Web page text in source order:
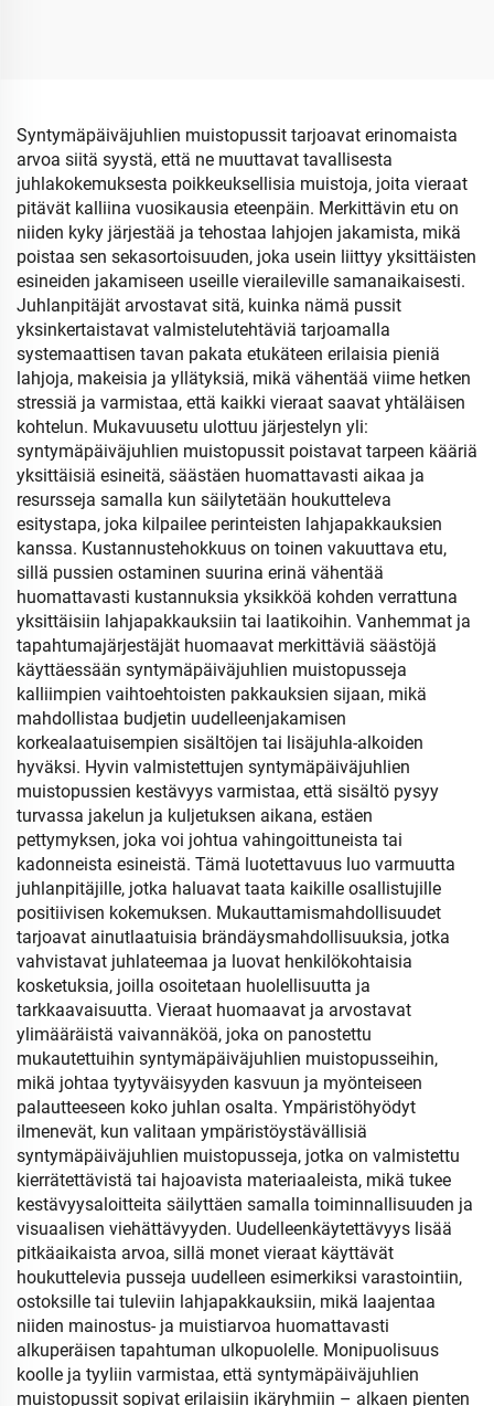
Syntymäpäiväjuhlien muistopussit tarjoavat erinomaista
arvoa siitä syystä, että ne muuttavat tavallisesta
juhlakokemuksesta poikkeuksellisia muistoja, joita vieraat
pitävät kalliina vuosikausia eteenpäin. Merkittävin etu on
niiden kyky järjestää ja tehostaa lahjojen jakamista, mikä
poistaa sen sekasortoisuuden, joka usein liittyy yksittäisten
esineiden jakamiseen useille vieraileville samanaikaisesti.
Juhlanpitäjät arvostavat sitä, kuinka nämä pussit
yksinkertaistavat valmistelutehtäviä tarjoamalla
systemaattisen tavan pakata etukäteen erilaisia pieniä
lahjoja, makeisia ja yllätyksiä, mikä vähentää viime hetken
stressiä ja varmistaa, että kaikki vieraat saavat yhtäläisen
kohtelun. Mukavuusetu ulottuu järjestelyn yli:
syntymäpäiväjuhlien muistopussit poistavat tarpeen kääriä
yksittäisiä esineitä, säästäen huomattavasti aikaa ja
resursseja samalla kun säilytetään houkutteleva
esitystapa, joka kilpailee perinteisten lahjapakkauksien
kanssa. Kustannustehokkuus on toinen vakuuttava etu,
sillä pussien ostaminen suurina erinä vähentää
huomattavasti kustannuksia yksikköä kohden verrattuna
yksittäisiin lahjapakkauksiin tai laatikoihin. Vanhemmat ja
tapahtumajärjestäjät huomaavat merkittäviä säästöjä
käyttäessään syntymäpäiväjuhlien muistopusseja
kalliimpien vaihtoehtoisten pakkauksien sijaan, mikä
mahdollistaa budjetin uudelleenjakamisen
korkealaatuisempien sisältöjen tai lisäjuhla-alkoiden
hyväksi. Hyvin valmistettujen syntymäpäiväjuhlien
muistopussien kestävyys varmistaa, että sisältö pysyy
turvassa jakelun ja kuljetuksen aikana, estäen
pettymyksen, joka voi johtua vahingoittuneista tai
kadonneista esineistä. Tämä luotettavuus luo varmuutta
juhlanpitäjille, jotka haluavat taata kaikille osallistujille
positiivisen kokemuksen. Mukauttamismahdollisuudet
tarjoavat ainutlaatuisia brändäysmahdollisuuksia, jotka
vahvistavat juhlateemaa ja luovat henkilökohtaisia
kosketuksia, joilla osoitetaan huolellisuutta ja
tarkkaavaisuutta. Vieraat huomaavat ja arvostavat
ylimääräistä vaivannäköä, joka on panostettu
mukautettuihin syntymäpäiväjuhlien muistopusseihin,
mikä johtaa tyytyväisyyden kasvuun ja myönteiseen
palautteeseen koko juhlan osalta. Ympäristöhyödyt
ilmenevät, kun valitaan ympäristöystävällisiä
syntymäpäiväjuhlien muistopusseja, jotka on valmistettu
kierrätettävistä tai hajoavista materiaaleista, mikä tukee
kestävyysaloitteita säilyttäen samalla toiminnallisuuden ja
visuaalisen viehättävyyden. Uudelleenkäytettävyys lisää
pitkäaikaista arvoa, sillä monet vieraat käyttävät
houkuttelevia pusseja uudelleen esimerkiksi varastointiin,
ostoksille tai tuleviin lahjapakkauksiin, mikä laajentaa
niiden mainostus- ja muistiarvoa huomattavasti
alkuperäisen tapahtuman ulkopuolelle. Monipuolisuus
koolle ja tyyliin varmistaa, että syntymäpäiväjuhlien
muistopussit sopivat erilaisiin ikäryhmiin – alkaen pienten